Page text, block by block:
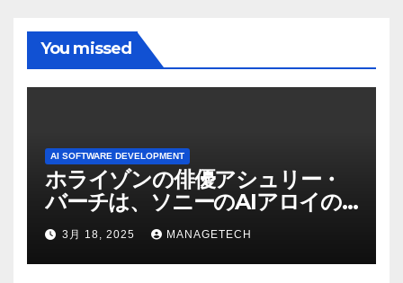
You missed
AI SOFTWARE DEVELOPMENT
ホライゾンの俳優アシュリー・
バーチは、ソニーのAIアロイの
ビデオを見て「ゲームパフォー
マンスという芸術形式に不安を
感じた」と語る – IGN
3月 18, 2025 MANAGETECH